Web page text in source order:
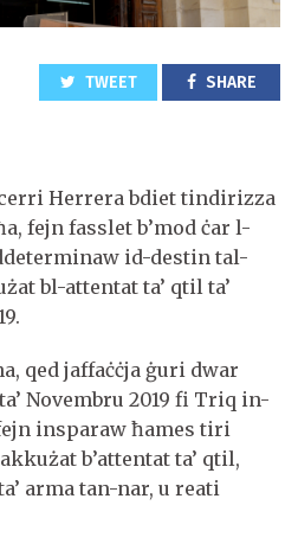
TWEET SHARE
Herrera bdiet tindirizza
fejn fasslet b’mod ċar l-
id-destin tal-
bl-attentat ta’ qtil ta’
qed jaffaċċja ġuri dwar
Novembru 2019 fi Triq in-
insparaw ħames tiri
b’attentat ta’ qtil,
arma tan-nar, u reati